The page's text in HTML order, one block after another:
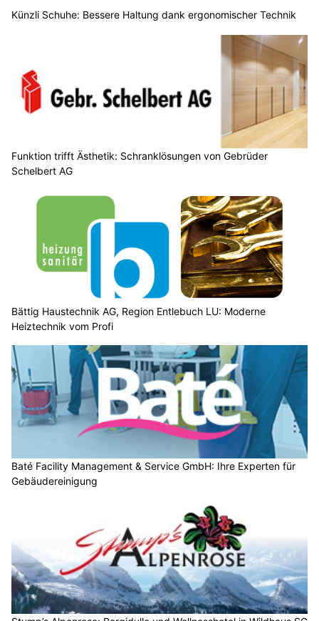
Künzli Schuhe: Bessere Haltung dank ergonomischer Technik
Funktion trifft Ästhetik: Schranklösungen von Gebrüder
Schelbert AG
Bättig Haustechnik AG, Region Entlebuch LU: Moderne
Heiztechnik vom Profi
Baté Facility Management & Service GmbH: Ihre Experten für
Gebäudereinigung